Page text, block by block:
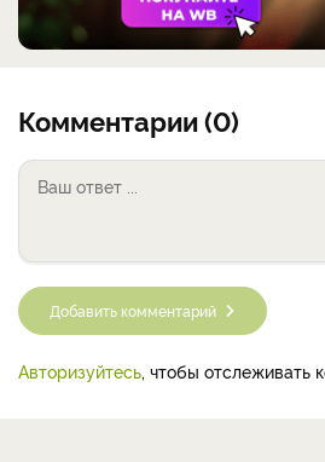
Комментарии (0)
Добавить комментарий
Авторизуйтесь, чтобы отслеживать